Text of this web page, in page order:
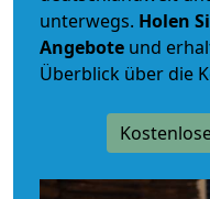
unterwegs. Holen
Angebote und
Überblick über die